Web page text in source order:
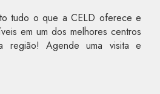
tudo o que a CELD oferece e
em um dos melhores centros
Agende uma visita e